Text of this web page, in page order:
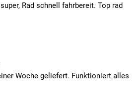
Rad schnell fahrbereit. Top rad
Woche geliefert. Funktioniert alles